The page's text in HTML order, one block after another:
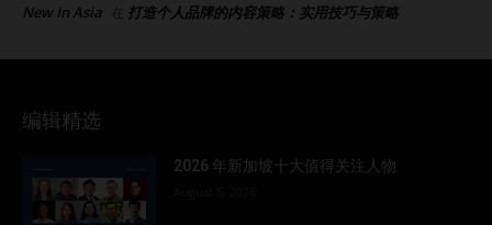
New In Asia
在 打造个人品牌的内容策略：实用技巧与策略
编辑精选
2026 年新加坡十大值得关注人物